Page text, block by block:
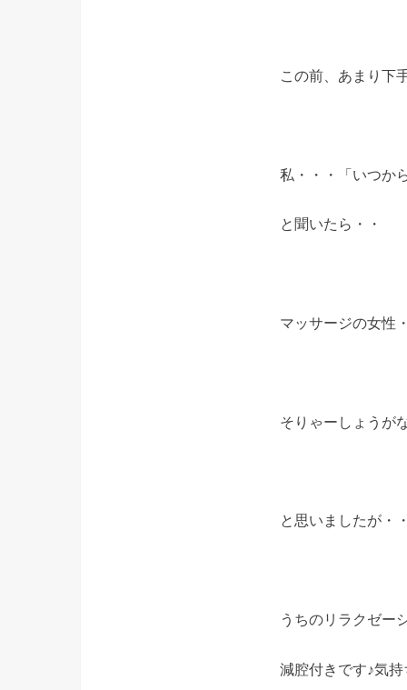
この前、あまり下
私・・・「いつか
と聞いたら・・
マッサージの女性
そりゃーしょうが
と思いましたが・
うちのリラクゼー
減腔付きです♪気